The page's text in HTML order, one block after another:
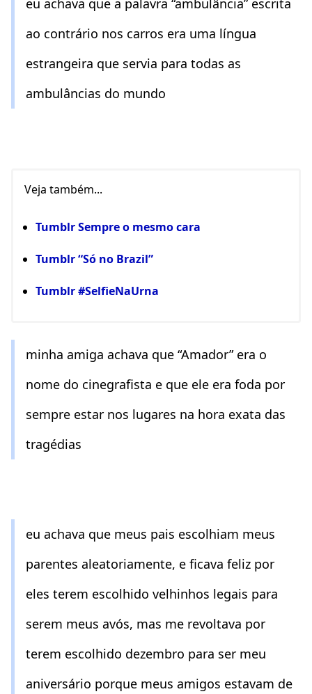
eu achava que a palavra “ambulância” escrita
ao contrário nos carros era uma língua
estrangeira que servia para todas as
ambulâncias do mundo
Veja também...
Tumblr Sempre o mesmo cara
Tumblr “Só no Brazil”
Tumblr #SelfieNaUrna
minha amiga achava que “Amador” era o
nome do cinegrafista e que ele era foda por
sempre estar nos lugares na hora exata das
tragédias
eu achava que meus pais escolhiam meus
parentes aleatoriamente, e ficava feliz por
eles terem escolhido velhinhos legais para
serem meus avós, mas me revoltava por
terem escolhido dezembro para ser meu
aniversário porque meus amigos estavam de